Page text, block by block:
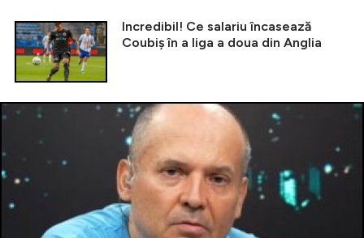
Incredibil! Ce salariu încasează
Coubiș în a liga a doua din Anglia